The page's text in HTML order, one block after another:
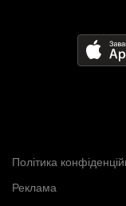
Політика
Реклама